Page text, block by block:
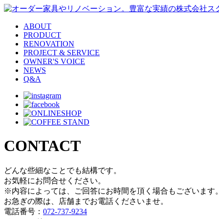
ABOUT
PRODUCT
RENOVATION
PROJECT & SERVICE
OWNER'S VOICE
NEWS
Q&A
CONTACT
どんな些細なことでも結構です。
お気軽にお問合せください。
※内容によっては、ご回答にお時間を頂く場合もございます
お急ぎの際は、店舗までお電話くださいませ。
電話番号： 072-737-9234